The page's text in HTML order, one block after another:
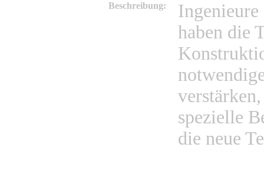
Beschreibung:
haben die
spezielle
die neue